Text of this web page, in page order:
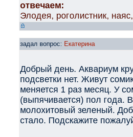
отвечаем:
Элодея, роголистник,
задал вопрос: Екатерина
Добрый день. Аквариум
подсветки нет. Живут
меняется 1 раз месяц. У
(выпячивается) пол года.
молохитовый зеленый.
стало. Подскажите